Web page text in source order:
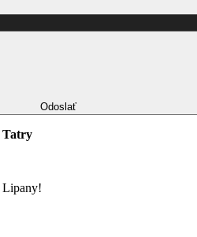
Odoslať
Tatry
Lipany!